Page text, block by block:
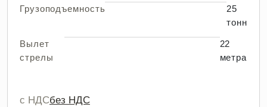
Грузоподъемность
25
тонн
Вылет
стрелы
22
метра
с НДСбез НДС